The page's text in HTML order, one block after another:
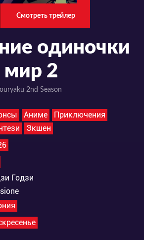
Смотреть трейлер
одиночки
мир 2
2nd Season
Аниме
Приключения
Экшен
Годзи